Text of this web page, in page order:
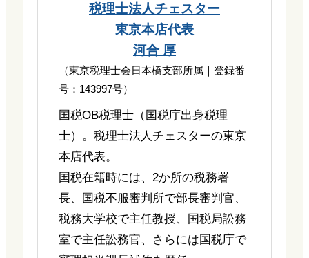
税理士法人チェスター
東京本店代表
河合 厚
（東京税理士会日本橋支部所属｜登録番
号：143997号）
国税OB税理士（国税庁出身税理
士）。税理士法人チェスターの東京
本店代表。
国税在籍時には、2か所の税務署
長、国税不服審判所で部長審判官、
税務大学校で主任教授、国税局訟務
室で主任訟務官、さらには国税庁で